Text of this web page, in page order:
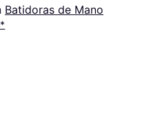
categorías
Batidoras de Mano